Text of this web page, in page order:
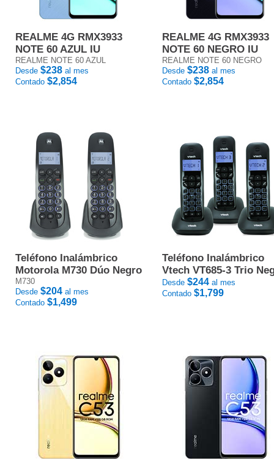
REALME 4G RMX3933
NOTE 60 AZUL IU
REALME NOTE 60 AZUL
Desde $238 al mes
Contado $2,854
REALME 4G RMX3933
NOTE 60 NEGRO IU
REALME NOTE 60 NEGRO
Desde $238 al mes
Contado $2,854
Teléfono Inalámbrico
Motorola M730 Dúo Negro
M730
Desde $204 al mes
Contado $1,499
Teléfono Inalámbrico
Vtech VT685-3 Trio
Desde $244 al mes
Contado $1,799